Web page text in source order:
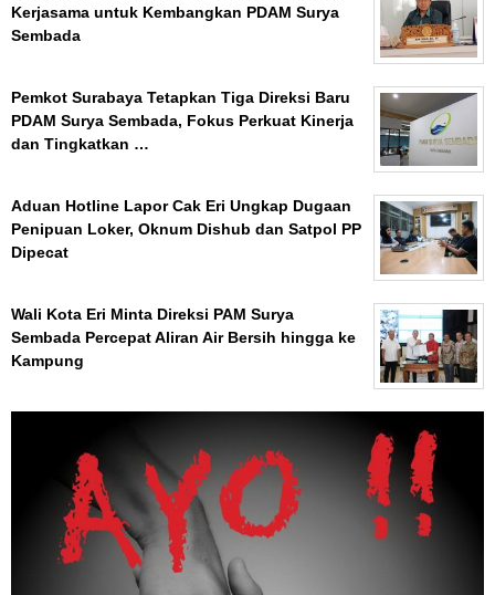
Kerjasama untuk Kembangkan PDAM Surya
Sembada
Pemkot Surabaya Tetapkan Tiga Direksi Baru
PDAM Surya Sembada, Fokus Perkuat Kinerja
dan Tingkatkan …
Aduan Hotline Lapor Cak Eri Ungkap Dugaan
Penipuan Loker, Oknum Dishub dan Satpol PP
Dipecat
Wali Kota Eri Minta Direksi PAM Surya
Sembada Percepat Aliran Air Bersih hingga ke
Kampung